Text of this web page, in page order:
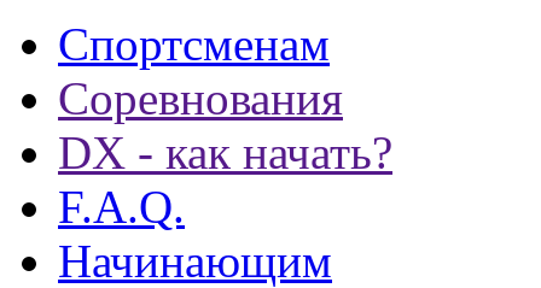
Спортсменам
Соревнования
DX - как начать?
F.A.Q.
Начинающим